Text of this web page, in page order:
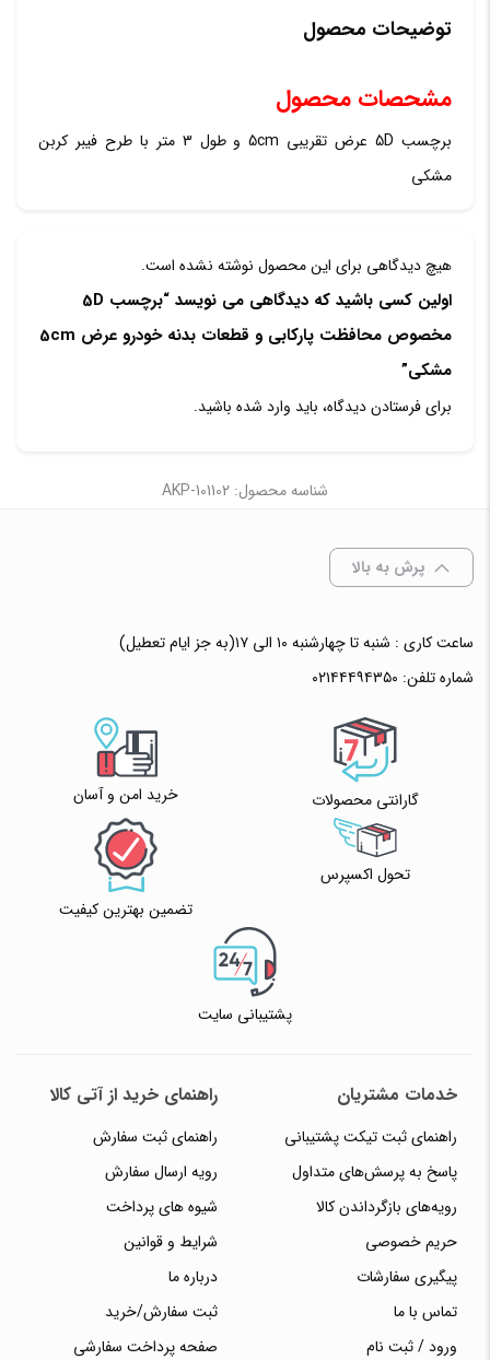
توضیحات محصول
مشحصات محصول
برچسب 5D عرض تقریبی 5cm و طول 3 متر با طرح فیبر کربن
مشکی
هیچ دیدگاهی برای این محصول نوشته نشده است.
اولین کسی باشید که دیدگاهی می نویسد “برچسب 5D
مخصوص محافظت پارکابی و قطعات بدنه خودرو عرض 5cm
مشکی”
برای فرستادن دیدگاه، باید وارد شده باشید.
شناسه محصول: AKP-101102
پرش به بالا
ساعت کاری : شنبه تا چهارشنبه ۱۰ الی ۱۷(به جز ایام تعطیل)
شماره تلفن: ۰۲۱۴۴۴۹۴۳۵۰
گارانتی محصولات خرید امن و آسان
تحول اکسپرس
تضمین بهترین کیفیت
پشتیبانی سایت
خدمات مشتریان
راهنمای ثبت تیکت پشتیبانی
پاسخ به پرسش‌های متداول
رویه‌های بازگرداندن کالا
حریم خصوصی
پیگیری سفارشات
تماس با ما
ورود / ثبت نام
راهنمای خرید از آتی کالا
راهنمای ثبت سفارش
رویه ارسال سفارش
شیوه های پرداخت
شرایط و قوانین
درباره ما
ثبت سفارش/خرید
صفحه پرداخت سفارشی